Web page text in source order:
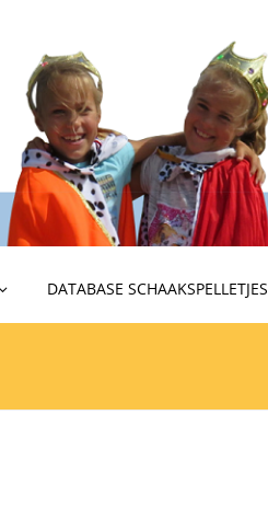
DATABASE SCHAAKSPELLETJES